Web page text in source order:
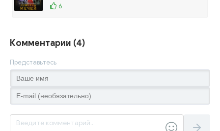
6
Комментарии (4)
Представьтесь